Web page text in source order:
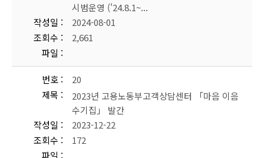
시범운영 ('24.8.1~...
작성일
2024-08-01
조회수
2,661
파일
번호
20
제목
2023년 고용노동부고객상담센터 「마음 이음
수기집」 발간
작성일
2023-12-22
조회수
172
파일